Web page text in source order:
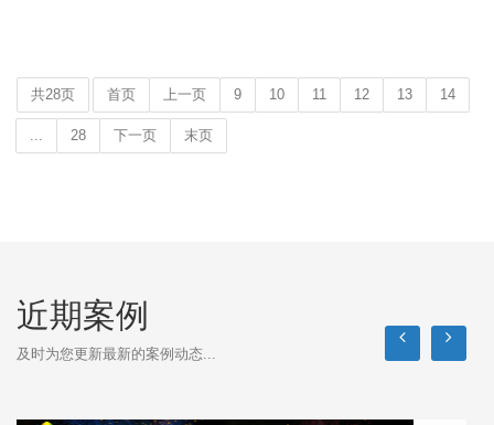
共28页 首页 上一页 9 10 11 12 13 14
... 28 下一页 末页
近期案例
及时为您更新最新的案例动态...